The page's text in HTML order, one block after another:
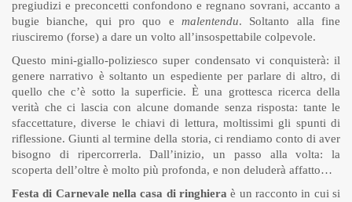
pregiudizi e preconcetti confondono e regnano sovrani, accanto a
bugie bianche, qui pro quo e malentendu. Soltanto alla fine
riusciremo (forse) a dare un volto all’insospettabile colpevole.
Questo mini-giallo-poliziesco super condensato vi conquisterà: il
genere narrativo è soltanto un espediente per parlare di altro, di
quello che c’è sotto la superficie. È una grottesca ricerca della
verità che ci lascia con alcune domande senza risposta: tante le
sfaccettature, diverse le chiavi di lettura, moltissimi gli spunti di
riflessione. Giunti al termine della storia, ci rendiamo conto di aver
bisogno di ripercorrerla. Dall’inizio, un passo alla volta: la
scoperta dell’oltre è molto più profonda, e non deluderà affatto…
Festa di Carnevale nella casa di ringhieraè un racconto in cui si